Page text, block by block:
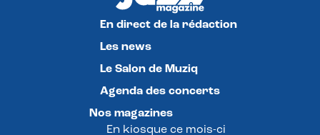
En direct de la rédaction
Les news
Le Salon de Muziq
Agenda des concerts
Nos magazines
En kiosque ce mois-ci